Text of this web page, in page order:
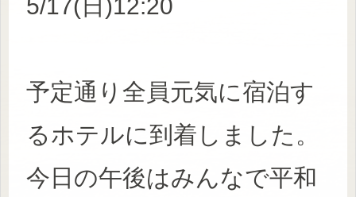
5/17(日)12:20
予定通り全員元気に宿泊す
るホテルに到着しました。
今日の午後はみんなで平和